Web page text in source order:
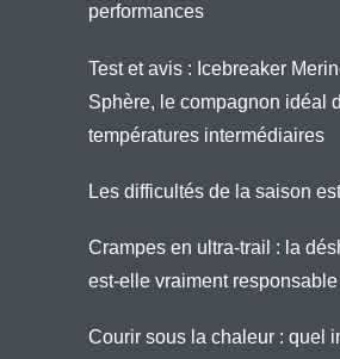
performances
Test et avis : Icebreaker
Sphère, le compagnon idéal
températures intermédiaires
Les difficultés de la saison
Crampes en ultra-trail : la
est-elle vraiment
Courir sous la chaleur : quel